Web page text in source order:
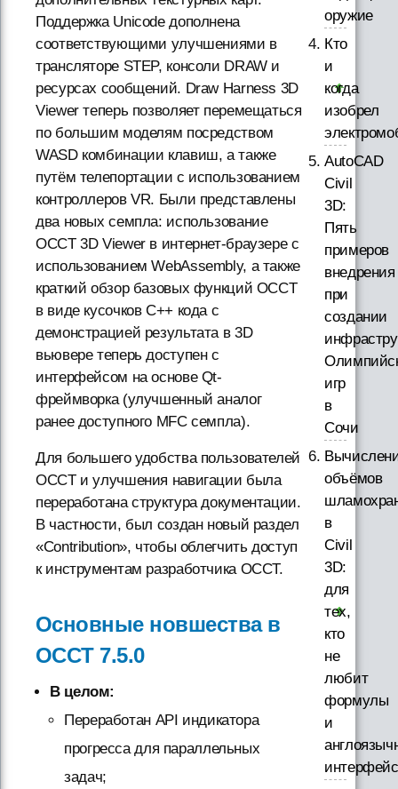
Поддержка Unicode дополнена
соответствующими улучшениями в
трансляторе STEP, консоли DRAW и
ресурсах сообщений. Draw Harness 3D
Viewer теперь позволяет перемещаться
по большим моделям посредством
WASD комбинации клавиш, а также
путём телепортации с использованием
контроллеров VR. Были представлены
два новых семпла: использование
OCCT 3D Viewer в интернет-браузере с
использованием WebAssembly, а также
краткий обзор базовых функций OCCT
в виде кусочков С++ кода с
демонстрацией результата в 3D
вьювере теперь доступен с
интерфейсом на основе Qt-
фреймворка (улучшенный аналог
ранее доступного MFC семпла).
Для большего удобства пользователей
OCCT и улучшения навигации была
переработана структура документации.
В частности, был создан новый раздел
«Contribution», чтобы облегчить доступ
к инструментам разработчика OCCT.
Основные новшества в
OCCT 7.5.0
В целом:
Переработан API индикатора
прогресса для параллельных
задач;
оружие
Кто
и
когда
изобрел
AutoCAD
Civil
3D:
Пять
примеров
внедрения
при
создании
игр
в
Сочи
объёмов
в
Civil
3D:
для
тех,
кто
не
любит
формулы
и